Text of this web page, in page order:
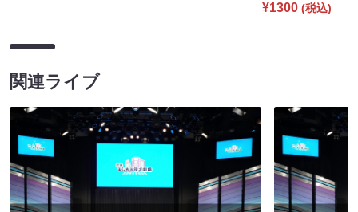
¥1300 (税込)
関連ライブ